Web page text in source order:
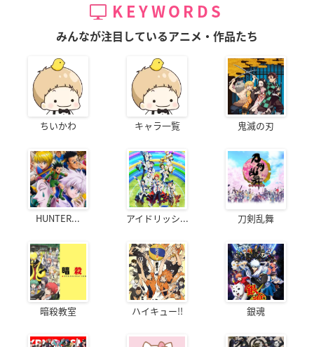
KEYWORDS
みんなが注目しているアニメ・作品たち
ちいかわ キャラ一覧 鬼滅の刃
HUNTER... アイドリッシ... 刀剣乱舞
暗殺教室 ハイキュー!! 銀魂